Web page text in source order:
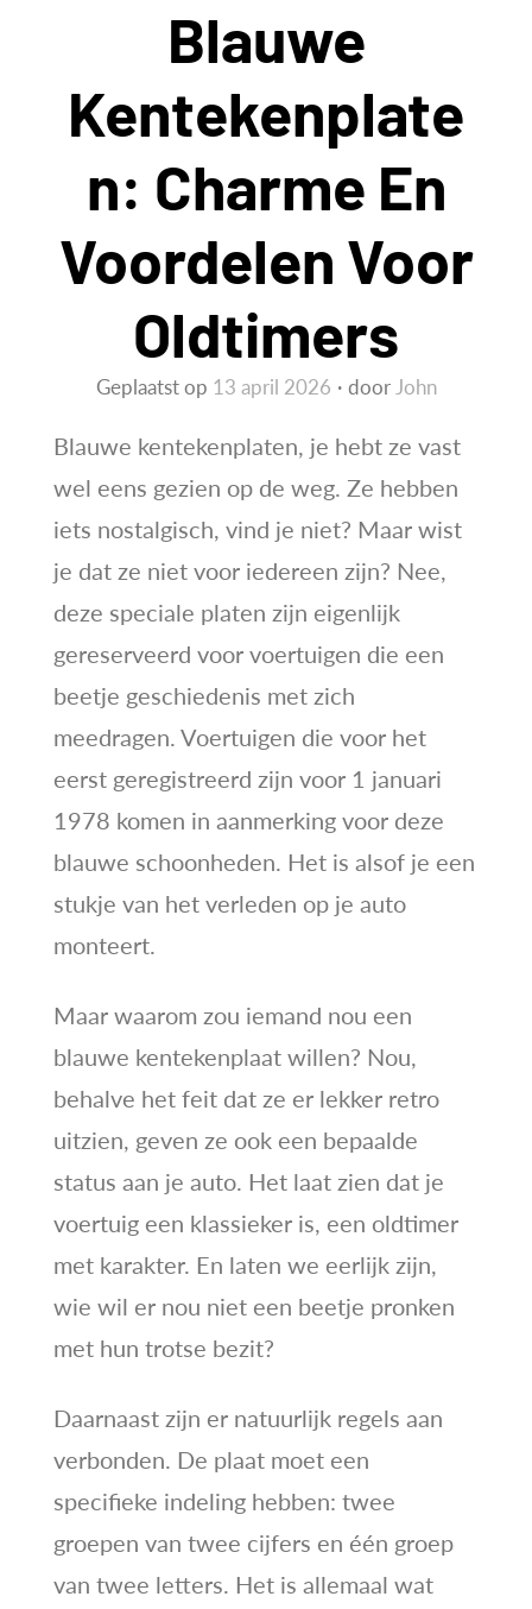
Blauwe
Kentekenplate
N: Charme En
Voordelen Voor
Oldtimers
Geplaatst op 13 april 2026 doorJohn
Blauwe kentekenplaten, je hebt ze vast
wel eens gezien op de weg. Ze hebben
iets nostalgisch, vind je niet? Maar wist
je dat ze niet voor iedereen zijn? Nee,
deze speciale platen zijn eigenlijk
gereserveerd voor voertuigen die een
beetje geschiedenis met zich
meedragen. Voertuigen die voor het
eerst geregistreerd zijn voor 1 januari
1978 komen in aanmerking voor deze
blauwe schoonheden. Het is alsof je een
stukje van het verleden op je auto
monteert.
Maar waarom zou iemand nou een
blauwe kentekenplaat willen? Nou,
behalve het feit dat ze er lekker retro
uitzien, geven ze ook een bepaalde
status aan je auto. Het laat zien dat je
voertuig een klassieker is, een oldtimer
met karakter. En laten we eerlijk zijn,
wie wil er nou niet een beetje pronken
met hun trotse bezit?
Daarnaast zijn er natuurlijk regels aan
verbonden. De plaat moet een
specifieke indeling hebben: twee
groepen van twee cijfers en één groep
van twee letters. Het is allemaal wat